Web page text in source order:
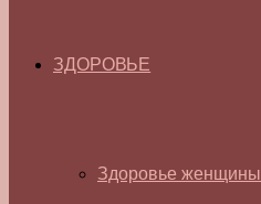
ЗДОРОВЬЕ
Здоровье женщины